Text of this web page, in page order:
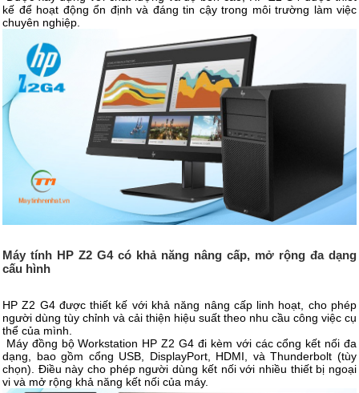
kế để hoạt động ổn định và đáng tin cậy trong môi trường làm việc
chuyên nghiệp.
Máy tính HP Z2 G4 có khả năng nâng cấp, mở rộng đa dạng
cấu hình
HP Z2 G4 được thiết kế với khả năng nâng cấp linh hoạt, cho phép
người dùng tùy chỉnh và cải thiện hiệu suất theo nhu cầu công việc cụ
thể của mình.
Máy đồng bộ Workstation HP Z2 G4 đi kèm với các cổng kết nối đa
dạng, bao gồm cổng USB, DisplayPort, HDMI, và Thunderbolt (tùy
chọn). Điều này cho phép người dùng kết nối với nhiều thiết bị ngoại
vi và mở rộng khả năng kết nối của máy.